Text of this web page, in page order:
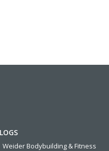
Weider Bodybuilding & Fitness